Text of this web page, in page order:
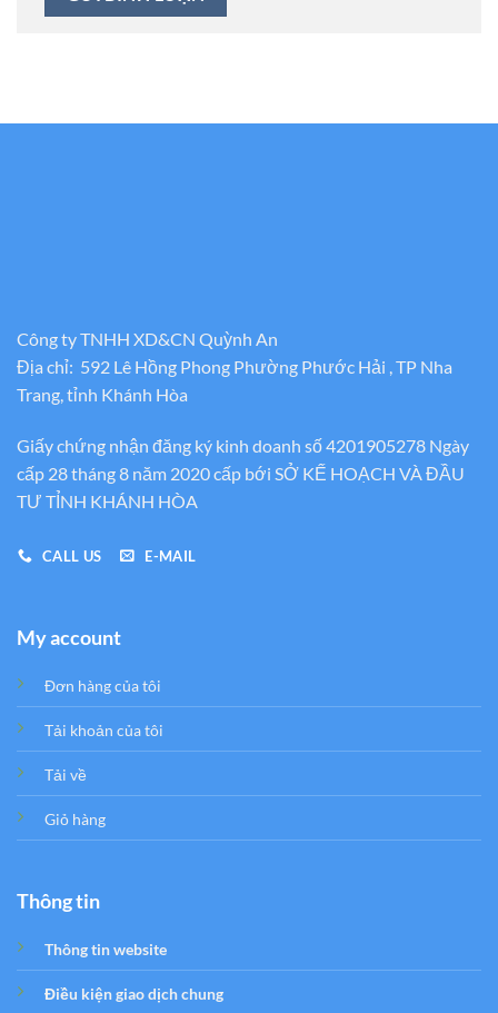
Công ty TNHH XD&CN Quỳnh An
Địa chỉ: 592 Lê Hồng Phong Phường Phước Hải , TP Nha
Trang, tỉnh Khánh Hòa
Giấy chứng nhận đăng ký kinh doanh số 4201905278 Ngày
cấp 28 tháng 8 năm 2020 cấp bới SỞ KẾ HOẠCH VÀ ĐẦU
TƯ TỈNH KHÁNH HÒA
CALL US E-MAIL
My account
Đơn hàng của tôi
Tải khoản của tôi
Tải về
Giỏ hàng
Thông tin
Thông tin website
Điều kiện giao dịch chung